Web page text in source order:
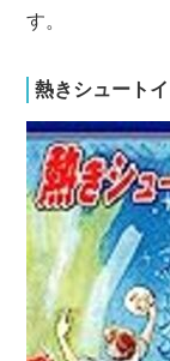
す。
熱きシュート